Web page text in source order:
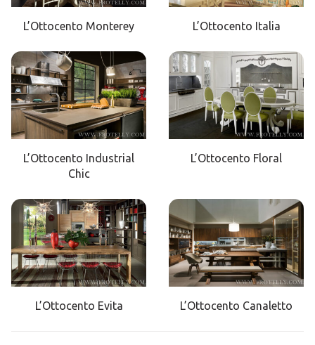
L’Ottocento Monterey L’Ottocento Italia
L’Ottocento Industrial
Chic
L’Ottocento Floral
L’Ottocento Evita L’Ottocento Canaletto